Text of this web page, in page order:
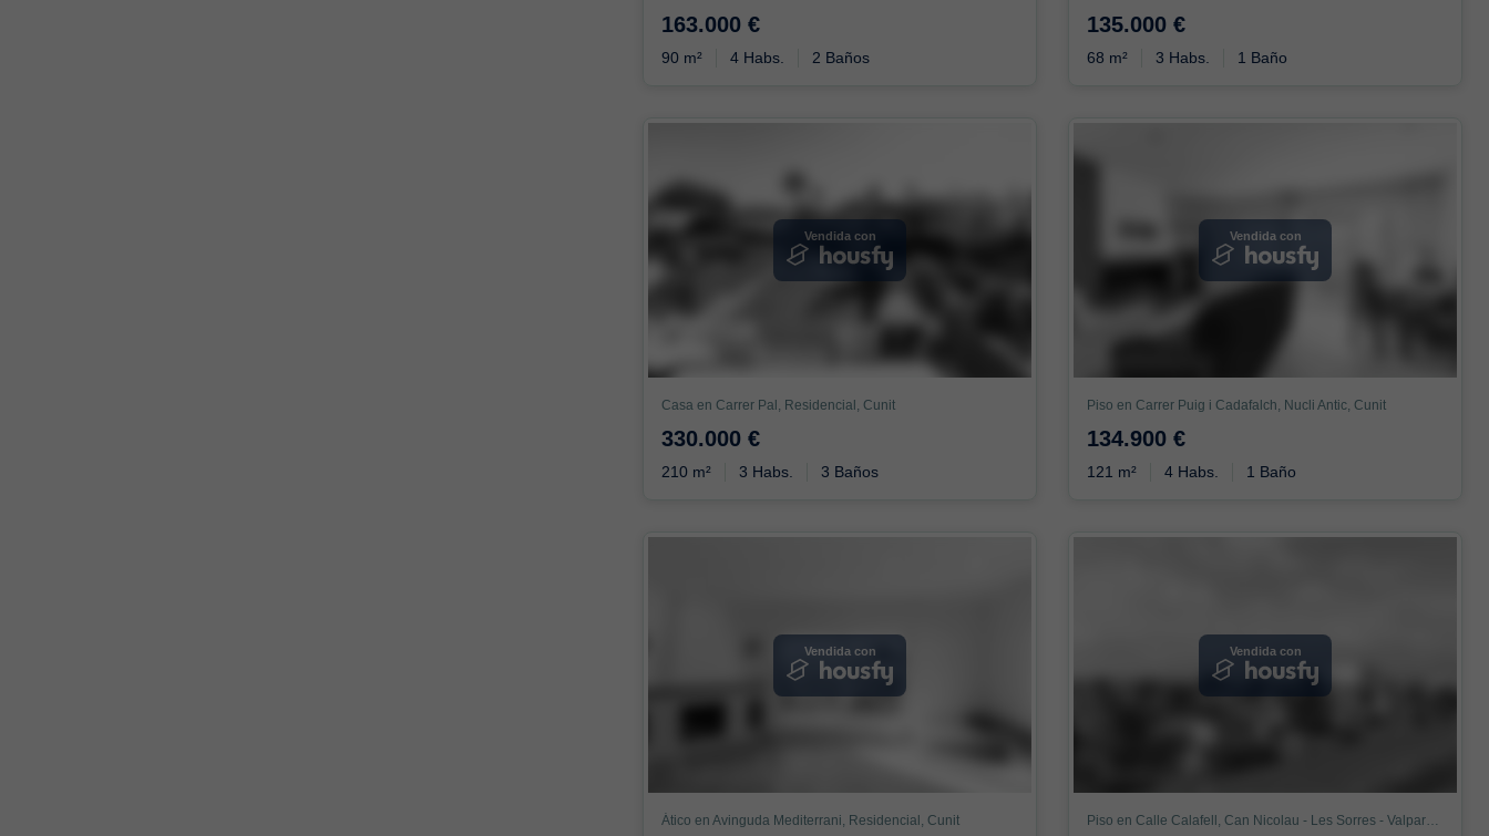
163.000 €
90 m² 4 Habs. 2 Baños
135.000 €
68 m² 3 Habs. 1 Baño
Vendida con
Casa en Carrer Pal, Residencial, Cunit
330.000 €
210 m² 3 Habs. 3 Baños
Vendida con
Piso en Carrer Puig i Cadafalch, Nucli Antic, Cunit
134.900 €
121 m² 4 Habs. 1 Baño
Vendida con
Ático en Avinguda Mediterrani, Residencial, Cunit
Vendida con